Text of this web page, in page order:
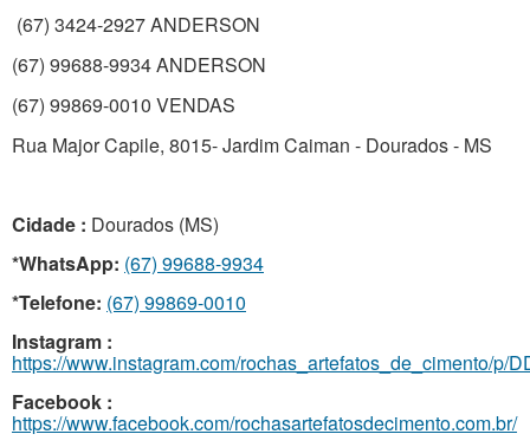
(67) 3424-2927 ANDERSON
(67) 99688-9934 ANDERSON
(67) 99869-0010 VENDAS
Rua Major Capile, 8015- Jardim Caiman - Dourados - MS
Cidade : Dourados (MS)
*WhatsApp: (67) 99688-9934
*Telefone: (67) 99869-0010
Instagram :
https://www.instagram.com/rochas_artefatos_de_cimento/p/
Facebook :
https://www.facebook.com/rochasartefatosdecimento.com.br/